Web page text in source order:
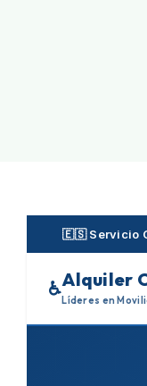
🇪🇸 Servicio
♿Alquiler
Líderes en